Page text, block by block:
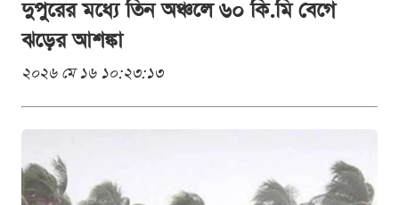
দুপুরের মধ্যে তিন অঞ্চলে ৬০ কি.মি বেগে
ঝড়ের আশঙ্কা
২০২৬ মে ১৬ ১০:২৩:১৩